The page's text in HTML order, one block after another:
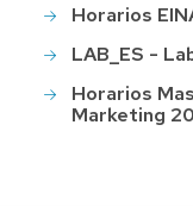
Horarios
LAB_ES -
Horarios
Marketing